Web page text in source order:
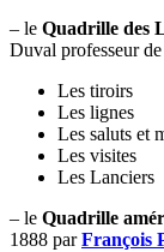
– le Quadrille des
Duval professeur
Les tiroirs
Les lignes
Les saluts et
Les visites
Les Lanciers
– le Quadrille
1888 parFrançois